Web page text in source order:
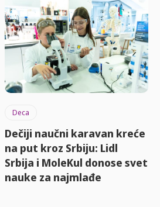
Deca
Dečiji naučni karavan kreće
na put kroz Srbiju: Lidl
Srbija i MoleKul donose svet
nauke za najmlađe